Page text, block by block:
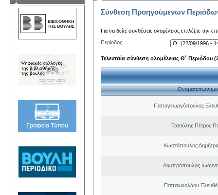
Σύνθεση Προηγούμενων
Για να δείτε συνθέσεις ολομέλειας επιλέξτε την
Περίοδος:
Τελευταία σύνθεση ολομέλειας Θ΄ Περιόδου
Ονοματεπώνυμο
Παπαγεωργόπουλος
Τατούλης Πέτρος
Κωστόπουλος
Λαμπρόπουλος
Παπανικολάου